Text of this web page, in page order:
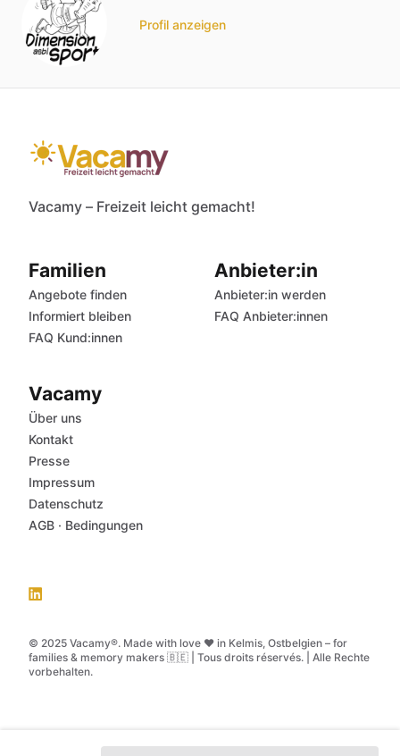
Profil anzeigen
Vacamy – Freizeit leicht gemacht!
© 2025 Vacamy®. Made with love ❤️ in Kelmis, Ostbelgien – for
families & memory makers 🇧🇪 | Tous droits réservés. | Alle Rechte
vorbehalten.
Familien
Angebote finden
Informiert bleiben
FAQ Kund:innen
Anbieter:in
Anbieter:in werden
FAQ Anbieter:innen
Vacamy
Über uns
Kontakt
Presse
Impressum
Datenschutz
AGB · Bedingungen